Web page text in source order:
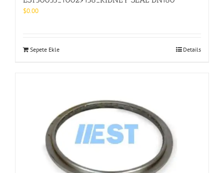
$0.00
Sepete Ekle Details